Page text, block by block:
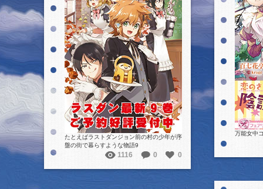
万能女中
詳細を見る
たとえばラストダンジョン前の村の少年が序
盤の街で暮らすような物語9
1116 0 0